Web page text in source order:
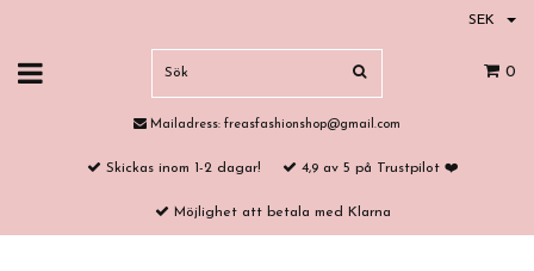
SEK
0
Mailadress: freasfashionshop@gmail.com
Skickas inom 1-2 dagar! 4,9 av 5 på Trustpilot ❤️
Möjlighet att betala med Klarna